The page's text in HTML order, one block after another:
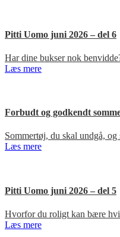
Pitti Uomo juni 2026 – del 6
Har dine bukser nok
Læs mere
Forbudt og godkendt
Sommertøj, du skal undgå,
Læs mere
Pitti Uomo juni 2026 – del 5
Hvorfor du roligt kan bære
Læs mere